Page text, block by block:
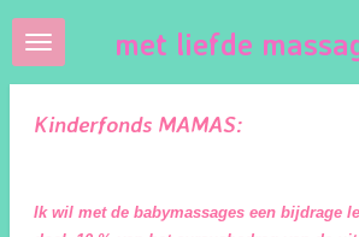
Ga
direct
naar
hoofdinhoud
met liefde
Kinderfonds MAMAS:
Ik wil met de babymassages een bijdrage